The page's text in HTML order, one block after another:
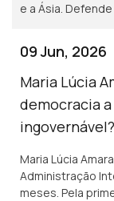
e a Ásia.
09 Jun, 2026
Maria Lúcia
democracia
ingovernável?
Maria Lúcia
Administração
meses. Pela